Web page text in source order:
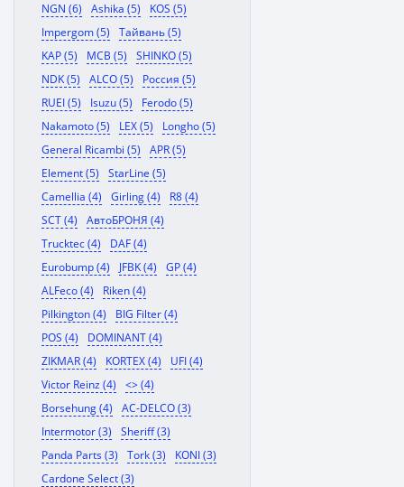
NGN (6)
Ashika (5)
KOS (5)
Impergom (5)
Тайвань (5)
KAP (5)
MCB (5)
SHINKO (5)
NDK (5)
ALCO (5)
Россия (5)
RUEI (5)
Isuzu (5)
Ferodo (5)
Nakamoto (5)
LEX (5)
Longho (5)
General Ricambi (5)
APR (5)
Element (5)
StarLine (5)
Camellia (4)
Girling (4)
R8 (4)
SCT (4)
АвтоБРОНЯ (4)
Trucktec (4)
DAF (4)
Eurobump (4)
JFBK (4)
GP (4)
ALFeco (4)
Riken (4)
Pilkington (4)
BIG Filter (4)
POS (4)
DOMINANT (4)
ZIKMAR (4)
KORTEX (4)
UFI (4)
Victor Reinz (4)
<> (4)
Borsehung (4)
AC-DELCO (3)
Intermotor (3)
Sheriff (3)
Panda Parts (3)
Tork (3)
KONI (3)
Cardone Select (3)